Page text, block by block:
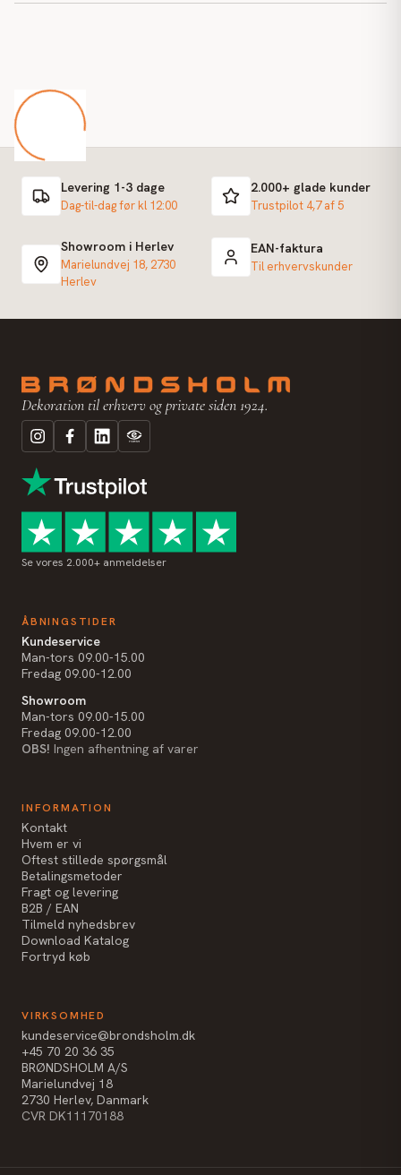
Levering 1-3 dage
Dag-til-dag før kl 12:00
2.000+ glade kunder
Trustpilot 4,7 af 5
Showroom i Herlev
Marielundvej 18, 2730
Herlev
EAN-faktura
Til erhvervskunder
Dekoration til erhverv og private siden 1924.
Se vores 2.000+ anmeldelser
ÅBNINGSTIDER
Kundeservice
Man-tors 09.00-15.00
Fredag 09.00-12.00
Showroom
Man-tors 09.00-15.00
Fredag 09.00-12.00
OBS! Ingen afhentning af varer
INFORMATION
Kontakt
Hvem er vi
Oftest stillede spørgsmål
Betalingsmetoder
Fragt og levering
B2B / EAN
Tilmeld nyhedsbrev
Download Katalog
Fortryd køb
VIRKSOMHED
kundeservice@brondsholm.dk
+45 70 20 36 35
BRØNDSHOLM A/S
Marielundvej 18
2730 Herlev, Danmark
CVR DK11170188